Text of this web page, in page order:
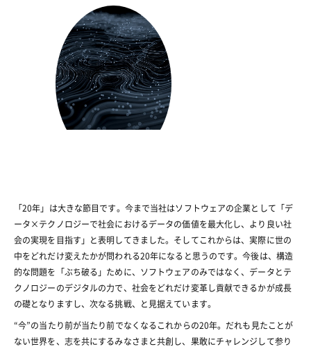
「20年」は大きな節目です。今まで当社はソフトウェアの企業として「デ
ータ×テクノロジーで社会におけるデータの価値を最大化し、より良い社
会の実現を目指す」と表明してきました。そしてこれからは、実際に世の
中をどれだけ変えたかが問われる20年になると思うのです。今後は、構造
的な問題を「ぶち破る」ために、ソフトウェアのみではなく、データとテ
クノロジーのデジタルの力で、社会をどれだけ変革し貢献できるかが成長
の礎となりますし、次なる挑戦、と見据えています。
“今”の当たり前が当たり前でなくなるこれからの20年。 だれも見たことが
ない世界を、志を共にするみなさまと共創し、果敢にチャレンジして参り